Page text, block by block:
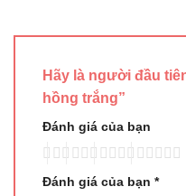
Hãy là người đầu
hồng trắng”
Đánh giá của bạn
Đánh giá của bạn *